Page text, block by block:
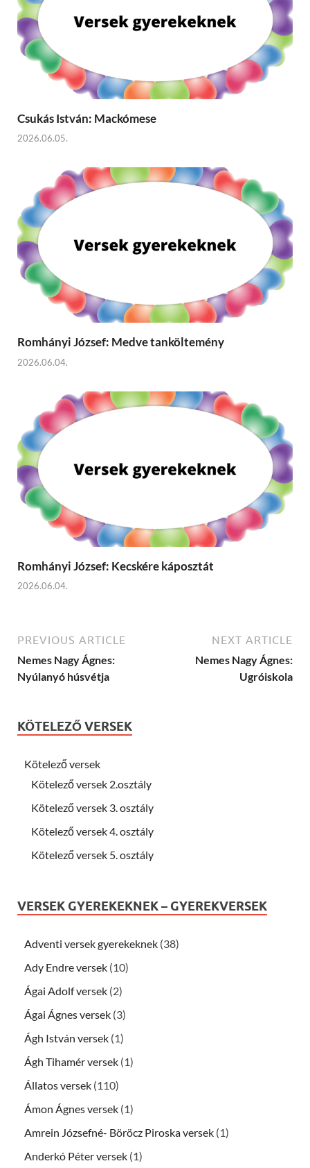
Csukás István: Mackómese
2026.06.05.
Romhányi József: Medve tanköltemény
2026.06.04.
Romhányi József: Kecskére káposztát
2026.06.04.
PREVIOUS ARTICLE
Nemes Nagy Ágnes:
Nyúlanyó húsvétja
NEXT ARTICLE
Nemes Nagy Ágnes:
Ugróiskola
KÖTELEZŐ VERSEK
Kötelező versek
Kötelező versek 2.osztály
Kötelező versek 3. osztály
Kötelező versek 4. osztály
Kötelező versek 5. osztály
VERSEK GYEREKEKNEK – GYEREKVERSEK
Adventi versek gyerekeknek (38)
Ady Endre versek (10)
Ágai Adolf versek (2)
Ágai Ágnes versek (3)
Ágh István versek (1)
Ágh Tihamér versek (1)
Állatos versek (110)
Ámon Ágnes versek (1)
Amrein Józsefné- Böröcz Piroska versek (1)
Anderkó Péter versek (1)